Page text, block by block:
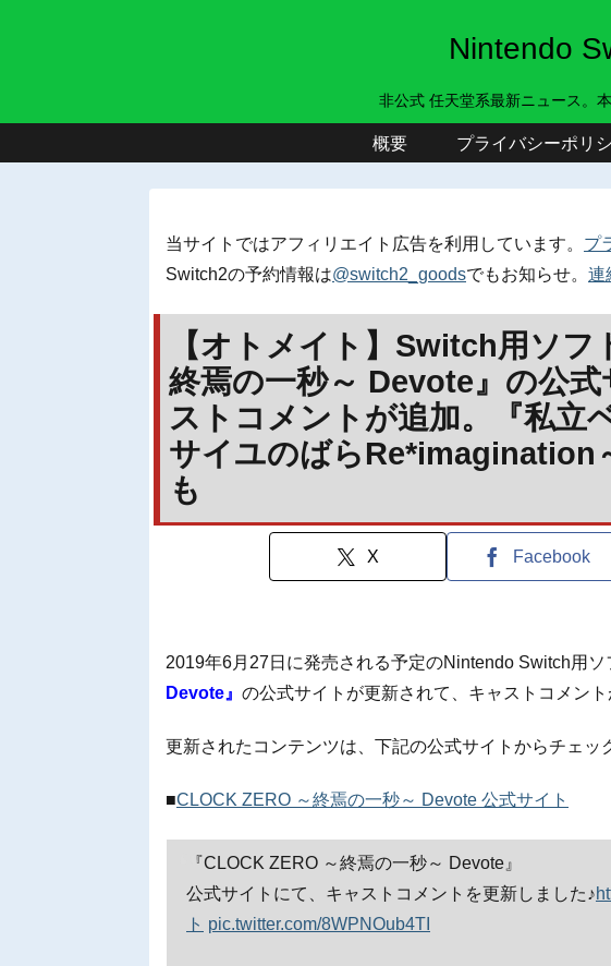
Nintendo
非公式 任天堂系最新ニュース。
概要 プライバシーポリ
当サイトではアフィリエイト広告を利用しています。 プ
Switch2の予約情報は@switch2_goodsでもお知らせ。 連
【オトメイト】Switch用ソフ
終焉の一秒～ Devote』の公
ストコメントが追加。『私立
サイユのばらRe*imagination
も
X Facebook
2019年6月27日に発売される予定のNintendo Switch用ソ
Devote』 の公式サイトが更新されて、キャストコメント
更新されたコンテンツは、下記の公式サイトからチェッ
■CLOCK ZERO ～終焉の一秒～ Devote 公式サイト
『CLOCK ZERO ～終焉の一秒～ Devote』
公式サイトにて、キャストコメントを更新しました♪
ト pic.twitter.com/8WPNOub4TI